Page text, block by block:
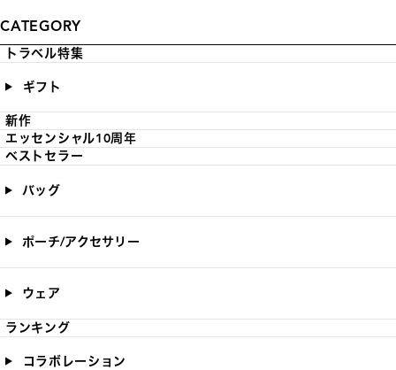
CATEGORY
トラベル特集
ギフト
新作
エッセンシャル10周年
ベストセラー
バッグ
ポーチ/アクセサリー
ウェア
ランキング
コラボレーション